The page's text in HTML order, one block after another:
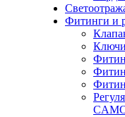
Фитинги и
Ключи